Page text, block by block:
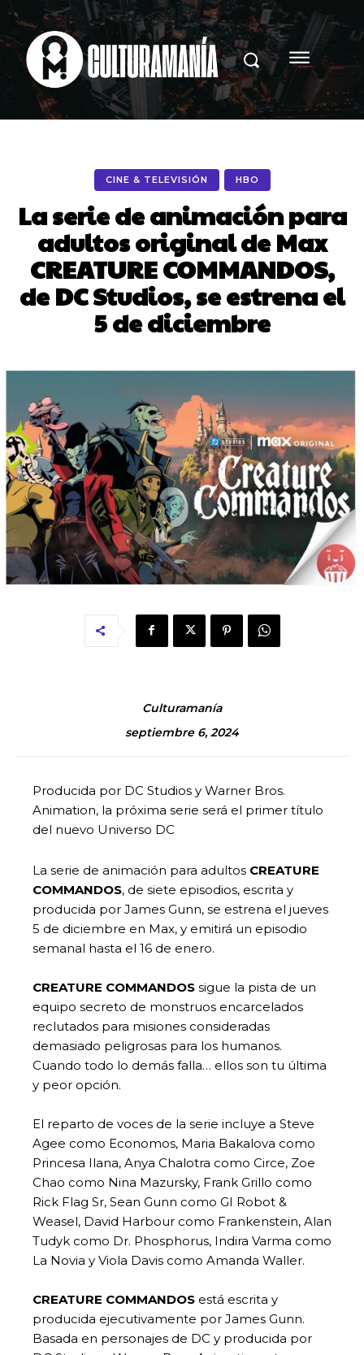
CINE & TELEVISIÓN HBO
La serie de animación para
adultos original de Max
CREATURE COMMANDOS,
de DC Studios, se estrena el
5 de diciembre
Culturamanía
septiembre 6, 2024
Producida por DC Studios y Warner Bros.
Animation, la próxima serie será el primer título
del nuevo Universo DC
La serie de animación para adultos CREATURE
COMMANDOS, de siete episodios, escrita y
producida por James Gunn, se estrena el jueves
5 de diciembre en Max, y emitirá un episodio
semanal hasta el 16 de enero.
CREATURE COMMANDOS sigue la pista de un
equipo secreto de monstruos encarcelados
reclutados para misiones consideradas
demasiado peligrosas para los humanos.
Cuando todo lo demás falla… ellos son tu última
y peor opción.
El reparto de voces de la serie incluye a Steve
Agee como Economos, Maria Bakalova como
Princesa Ilana, Anya Chalotra como Circe, Zoe
Chao como Nina Mazursky, Frank Grillo como
Rick Flag Sr, Sean Gunn como GI Robot &
Weasel, David Harbour como Frankenstein, Alan
Tudyk como Dr. Phosphorus, Indira Varma como
La Novia y Viola Davis como Amanda Waller.
CREATURE COMMANDOS está escrita y
producida ejecutivamente por James Gunn.
Basada en personajes de DC y producida por